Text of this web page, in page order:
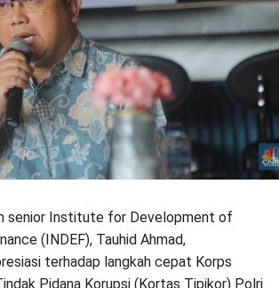
senior Institute for Development of
(INDEF), Tauhid Ahmad,
terhadap langkah cepat Korps
Pidana Korupsi (Kortas Tipikor) Polri